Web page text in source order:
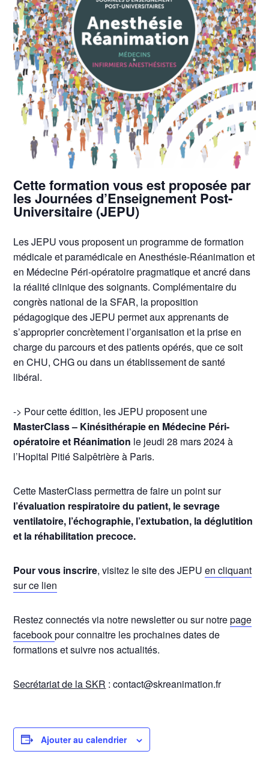
Cette formation vous est proposée par
les Journées d’Enseignement Post-
Universitaire (JEPU)
Les JEPU vous proposent un programme de formation
médicale et paramédicale en Anesthésie-Réanimation et
en Médecine Péri-opératoire pragmatique et ancré dans
la réalité clinique des soignants. Complémentaire du
congrès national de la SFAR, la proposition
pédagogique des JEPU permet aux apprenants de
s’approprier concrètement l’organisation et la prise en
charge du parcours et des patients opérés, que ce soit
en CHU, CHG ou dans un établissement de santé
libéral.
-> Pour cette édition, les JEPU proposent une
MasterClass – Kinésithérapie en Médecine Péri-
opératoire et Réanimation le jeudi 28 mars 2024 à
l’Hopital Pitié Salpêtrière à Paris.
Cette MasterClass permettra de faire un point sur
l’évaluation respiratoire du patient, le sevrage
ventilatoire, l’échographie, l’extubation, la déglutition
et la réhabilitation precoce.
Pour vous inscrire, visitez le site des JEPUen cliquant
sur ce lien
Restez connectés via notre newsletter ou sur notrepage
facebookpour connaitre les prochaines dates de
formations et suivre nos actualités.
Secrétariat de la SKR : contact@skreanimation.fr
Ajouter au calendrier